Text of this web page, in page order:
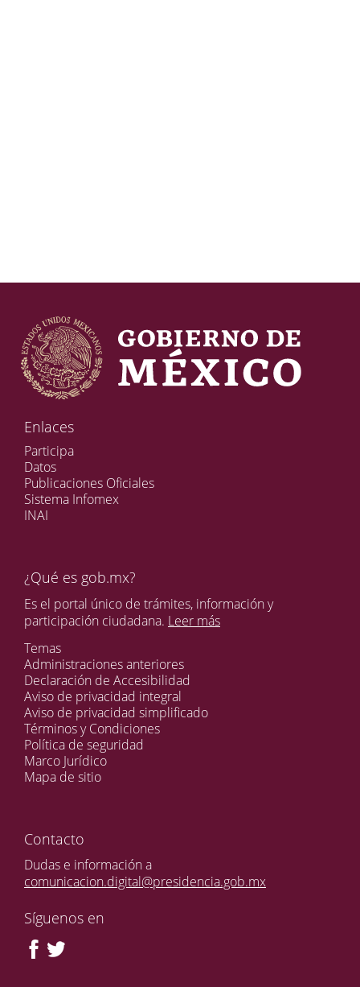
Enlaces
Participa
Datos
Publicaciones Oficiales
Sistema Infomex
INAI
¿Qué es gob.mx?
Es el portal único de trámites, información y
participación ciudadana. Leer más
Temas
Administraciones anteriores
Declaración de Accesibilidad
Aviso de privacidad integral
Aviso de privacidad simplificado
Términos y Condiciones
Política de seguridad
Marco Jurídico
Mapa de sitio
Contacto
Dudas e información a
comunicacion.digital@presidencia.gob.mx
Síguenos en